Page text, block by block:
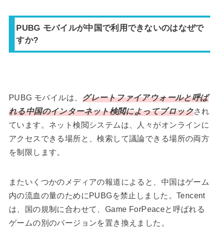
PUBG モバイルが中国で利用できないのはなぜで
すか?
PUBG モバイルは、 グレートファイアウォールと呼ば
れる中国のインターネット検閲によってブロックされ
ています。ネット検閲システムは、人々がオンラインに
アクセスできる場所と、検索して議論できる場所の両方
を制限します。
またいくつかのメディアの報道によると、中国はゲーム
内の流血の量のためにPUBGを禁止しました。Tencent
は、国の規制に合わせて、Game ForPeaceと呼ばれる
ゲームの別のバージョンを置き換えました。